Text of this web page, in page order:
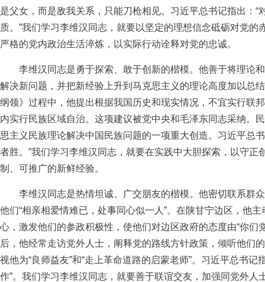
是父女，而是敌我关系，只能刀枪相见。习近平总书记指出：“
质。”我们学习李维汉同志，就要以坚定的理想信念砥砺对党的
严格的党内政治生活淬炼，以实际行动诠释对党的忠诚。
李维汉同志是勇于探索、敢于创新的楷模。他善于将理论
解决新问题，并把新经验上升到马克思主义的理论高度加以总
纲领》过程中，他提出根据我国历史和现实情况，不宜实行联
内实行民族区域自治。这项建议被党中央和毛泽东同志采纳。
思主义民族理论解决中国民族问题的一项重大创造。习近平总
者胜。”我们学习李维汉同志，就要在实践中大胆探索，以守正
制、可推广的新鲜经验。
李维汉同志是热情坦诚、广交朋友的楷模。他密切联系群
他们“相亲相爱情难已，处事同心似一人”。在陕甘宁边区，他
心，激发他们的参政积极性，使他们对边区政府的态度由“你们
后，他经常走访党外人士，阐释党的路线方针政策，倾听他们
视他为“良师益友”和“走上革命道路的启蒙老师”。习近平总书
作”。我们学习李维汉同志，就要善于联谊交友，加强同党外人